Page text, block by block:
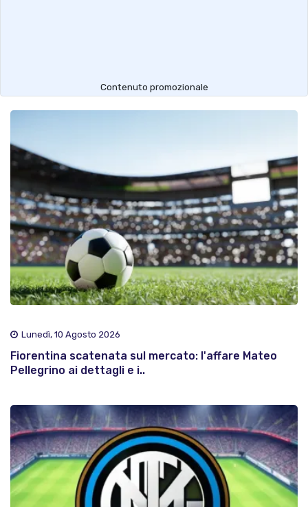
Contenuto promozionale
Lunedì, 10 Agosto 2026
Fiorentina scatenata sul mercato: l'affare Mateo
Pellegrino ai dettagli e i..